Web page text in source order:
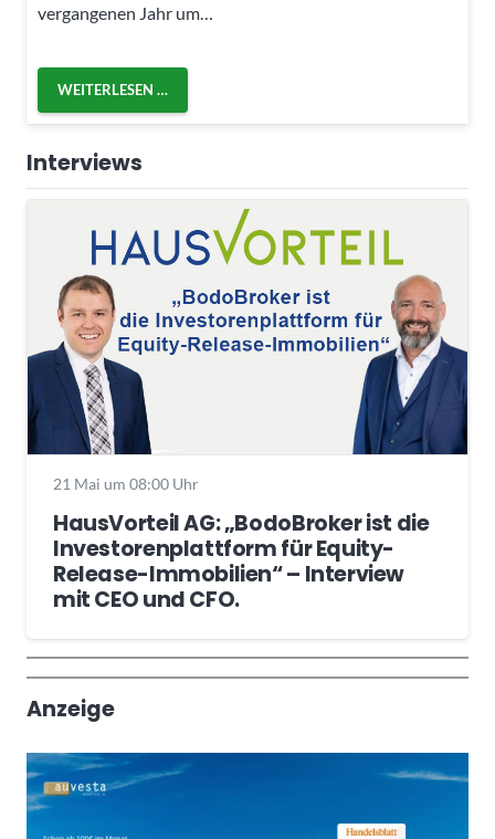
vergangenen Jahr um…
WEITERLESEN …
Interviews
21 Mai um 08:00 Uhr
HausVorteil AG: „BodoBroker ist die
Investorenplattform für Equity-
Release-Immobilien“ – Interview
mit CEO und CFO.
Wochenrückblick
Trendthemen
Anzeige